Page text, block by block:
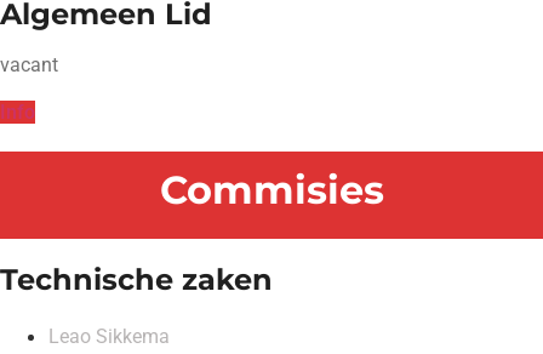
Algemeen Lid
vacant
Info
Commisies
Technische zaken
Leao Sikkema